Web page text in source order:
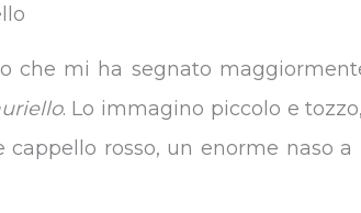
che mi ha segnato
. Lo immagino piccolo e
cappello rosso, un enorme naso